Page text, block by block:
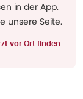
in der App.
unsere Seite.
vor Ort finden